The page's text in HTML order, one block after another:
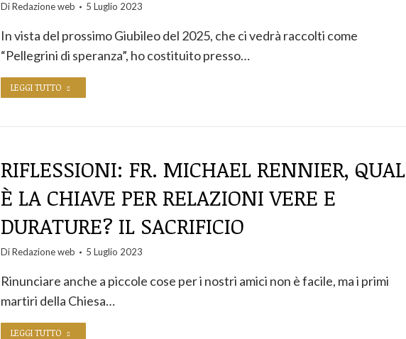
DiRedazione web 5 Luglio 2023
In vista del prossimo Giubileo del 2025, che ci vedrà raccolti come
“Pellegrini di speranza”, ho costituito presso…
LEGGI TUTTO
RIFLESSIONI: FR. MICHAEL RENNIER, QUAL
È LA CHIAVE PER RELAZIONI VERE E
DURATURE? IL SACRIFICIO
DiRedazione web 5 Luglio 2023
Rinunciare anche a piccole cose per i nostri amici non è facile, ma i primi
martiri della Chiesa…
LEGGI TUTTO